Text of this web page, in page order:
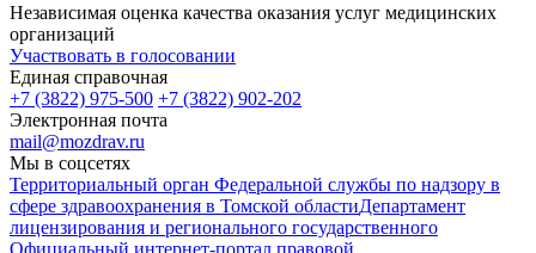
Независимая оценка качества оказания услуг медицинских
организаций
Участвовать в голосовании
Единая справочная
+7 (3822) 975-500 +7 (3822) 902-202
Электронная почта
mail@mozdrav.ru
Мы в соцсетях
Территориальный орган Федеральной службы по надзору в
сфере здравоохранения в Томской областиДепартамент
лицензирования и регионального государственного
Официальный интернет-портал правовой